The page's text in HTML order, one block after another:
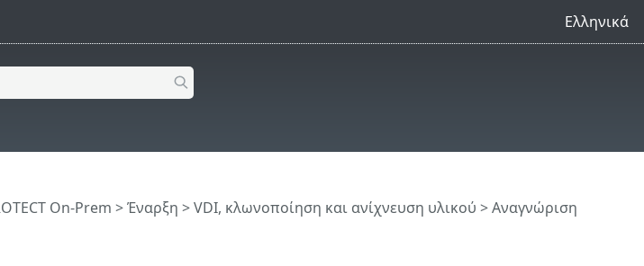
Ελληνικά
On-Prem >Έναρξη >VDI, κλωνοποίηση και ανίχνευση υλικού > Αναγνώριση